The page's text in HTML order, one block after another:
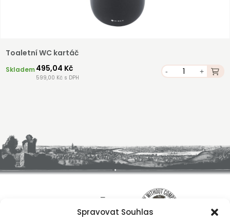
Spravovat Souhlas
Toaletní WC kartáč
Skladem495,04 Kč
599,00 Kč s DPH
- +